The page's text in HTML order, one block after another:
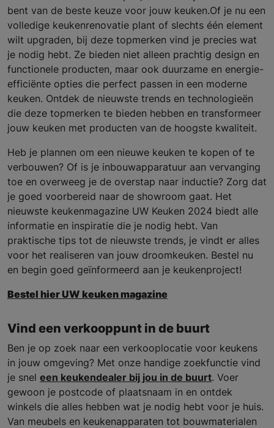
bent van de beste keuze voor jouw keuken.Of je nu een
volledige keukenrenovatie plant of slechts één element
wilt upgraden, bij deze topmerken vind je precies wat
je nodig hebt. Ze bieden niet alleen prachtig design en
functionele producten, maar ook duurzame en energie-
efficiënte opties die perfect passen in een moderne
keuken. Ontdek de nieuwste trends en technologieën
die deze topmerken te bieden hebben en transformeer
jouw keuken met producten van de hoogste kwaliteit.
Heb je plannen om een nieuwe keuken te kopen of te
verbouwen? Of is je inbouwapparatuur aan vervanging
toe en overweeg je de overstap naar inductie? Zorg dat
je goed voorbereid naar de showroom gaat. Het
nieuwste keukenmagazine UW Keuken 2024 biedt alle
informatie en inspiratie die je nodig hebt. Van
praktische tips tot de nieuwste trends, je vindt er alles
voor het realiseren van jouw droomkeuken. Bestel nu
en begin goed geïnformeerd aan je keukenproject!
Bestel hier UW keuken magazine
Vind een verkooppunt in de buurt
Ben je op zoek naar een verkooplocatie voor keukens
in jouw omgeving? Met onze handige zoekfunctie vind
je snel een keukendealer bij jou in de buurt. Voer
gewoon je postcode of plaatsnaam in en ontdek
winkels die alles hebben wat je nodig hebt voor je huis.
Van meubels en keukenapparaten tot bouwmaterialen